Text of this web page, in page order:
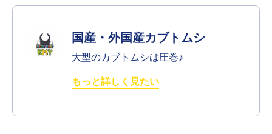
国産・外国産カブトムシ
大型のカブトムシは圧巻♪
もっと詳しく見たい